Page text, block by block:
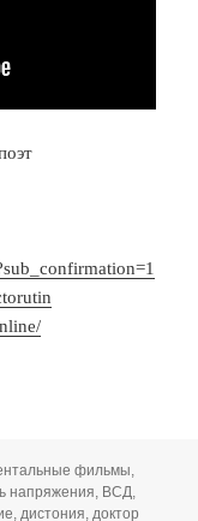
фильмы,
напряжения, ВСД,
,дистония,доктор